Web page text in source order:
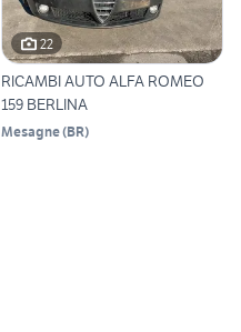
22
RICAMBI AUTO ALFA ROMEO
159 BERLINA
Mesagne(BR)